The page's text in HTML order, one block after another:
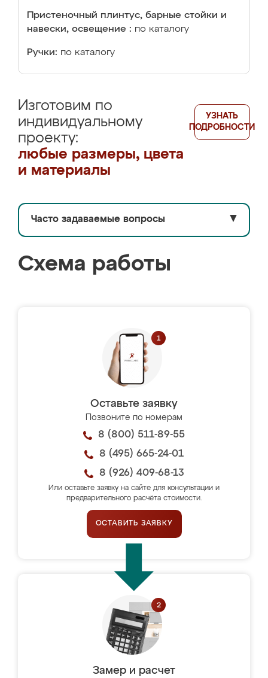
Пристеночный плинтус, барные стойки и
навески, освещение : по каталогу
Ручки: по каталогу
Изготовим по
индивидуальному
проекту:
любые размеры, цвета
и материалы
УЗНАТЬ
ПОДРОБНОСТИ
Часто задаваемые вопросы ▼
Схема работы
Оставьте заявку
Позвоните по номерам
8 (800) 511-89-55
8 (495) 665-24-01
8 (926) 409-68-13
Или оставьте заявку на сайте для консультации и
предварительного расчёта стоимости.
ОСТАВИТЬ ЗАЯВКУ
Замер и расчет